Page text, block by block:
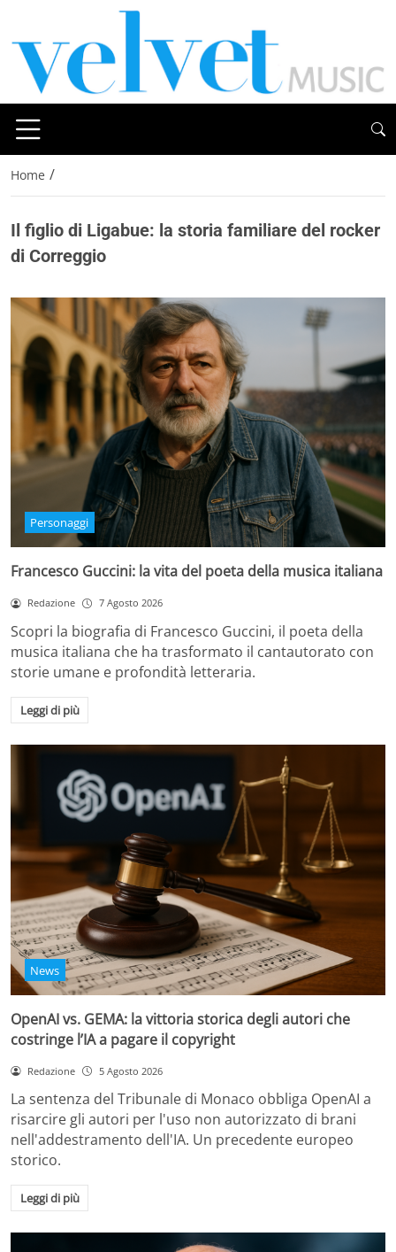
Home /
Il figlio di Ligabue: la storia familiare del rocker
di Correggio
Personaggi
Francesco Guccini: la vita del poeta della musica italiana
Redazione 7 Agosto 2026
Scopri la biografia di Francesco Guccini, il poeta della
musica italiana che ha trasformato il cantautorato con
storie umane e profondità letteraria.
Leggi di più
News
OpenAI vs. GEMA: la vittoria storica degli autori che
costringe l’IA a pagare il copyright
Redazione 5 Agosto 2026
La sentenza del Tribunale di Monaco obbliga OpenAI a
risarcire gli autori per l'uso non autorizzato di brani
nell'addestramento dell'IA. Un precedente europeo
storico.
Leggi di più